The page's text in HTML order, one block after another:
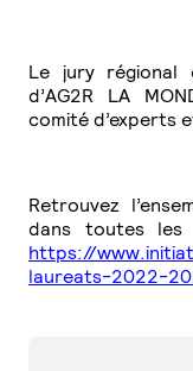
Le jury régional
d’AG2R LA
comité d’experts
Retrouvez
dans toutes les
https://
laureats-2022-